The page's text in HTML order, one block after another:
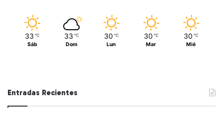
33 ℃
Sáb
33 ℃
Dom
30 ℃
Lun
30 ℃
Mar
30 ℃
Mié
Entradas Recientes